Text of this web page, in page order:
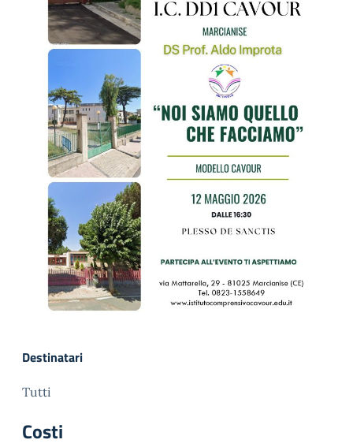
Destinatari
Tutti
Costi